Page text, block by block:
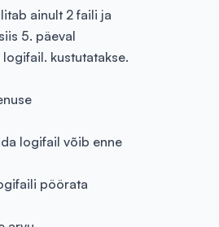
ainult 2 faili ja
5. päeval
kustutatakse.
logifail võib enne
pöörata